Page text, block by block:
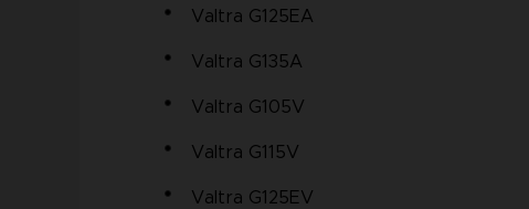
Valtra G125EA
Valtra G135A
Valtra G105V
Valtra G115V
Valtra G125EV